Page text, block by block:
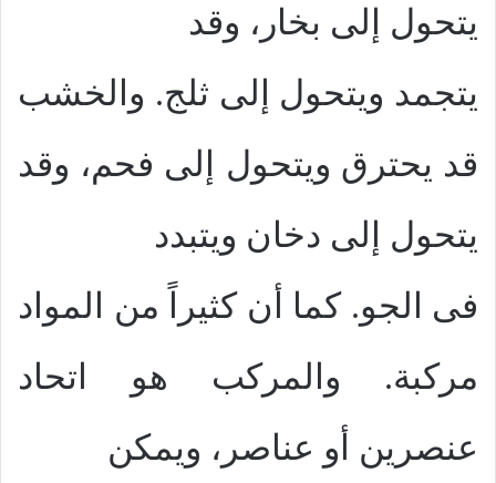
يتحول إلى بخار، وقد
يتجمد ويتحول إلى ثلج. والخشب
قد يحترق ويتحول إلى فحم، وقد
يتحول إلى دخان ويتبدد
فى الجو. كما أن كثيراً من المواد
مركبة. والمركب هو اتحاد
عنصرين أو عناصر، ويمكن